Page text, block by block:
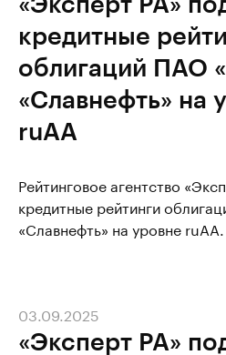
кредитные
облигаций ПАО
«Славнефть» на
ruAA
Рейтинговое агентство
кредитные рейтинги
«Славнефть» на уровне ruAA.
«Эксперт РА»
03.09.2025